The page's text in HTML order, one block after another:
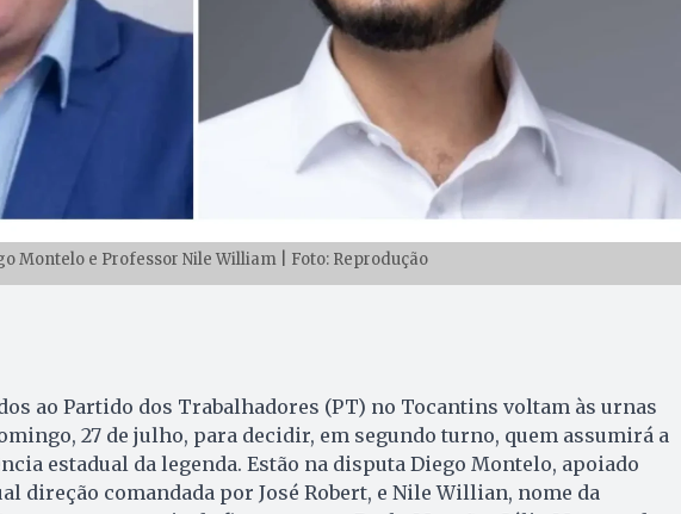
Montelo e Professor Nile William | Foto: Reprodução
ao Partido dos Trabalhadores (PT) no Tocantins voltam às urnas
27 de julho, para decidir, em segundo turno, quem assumirá a
estadual da legenda. Estão na disputa Diego Montelo, apoiado
direção comandada por José Robert, e Nile Willian, nome da